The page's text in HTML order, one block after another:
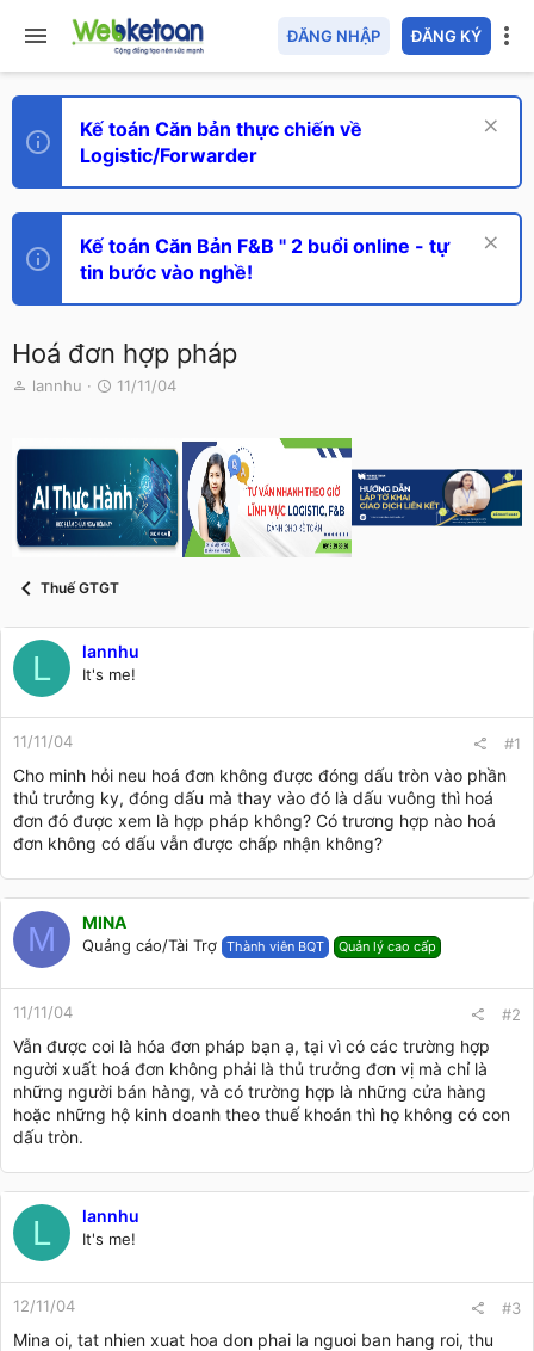
ĐĂNG NHẬP ĐĂNG KÝ
Kế toán Căn bản thực chiến về
Logistic/Forwarder
Kế toán Căn Bản F&B " 2 buổi online - tự
tin bước vào nghề!
Hoá đơn hợp pháp
T
e
a
d
s
a
r
lannhu
N
y
ử
i
11/11/04
Thuế GTGT
L lannhu
It's me!
11/11/04 #1
Cho minh hỏi neu hoá đơn không được đóng dấu tròn vào phần
thủ trưởng ky, đóng dấu mà thay vào đó là dấu vuông thì hoá
đơn đó được xem là hợp pháp không? Có trương hợp nào hoá
đơn không có dấu vẫn được chấp nhận không?
M MINA
Quảng cáo/Tài Trợ Thành viên BQT Quản lý cao cấp
11/11/04 #2
Vẫn được coi là hóa đơn pháp bạn ạ, tại vì có các trường hợp
người xuất hoá đơn không phải là thủ trưởng đơn vị mà chỉ là
những người bán hàng, và có trường hợp là những cửa hàng
hoặc những hộ kinh doanh theo thuế khoán thì họ không có con
dấu tròn.
L lannhu
It's me!
12/11/04 #3
Mina oi, tat nhien xuat hoa don phai la nguoi ban hang roi, thu